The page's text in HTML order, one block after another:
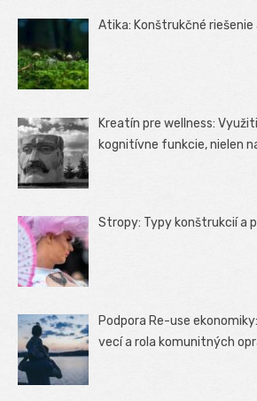
Atika: Konštrukčné
Kreatín pre wellness:
kognitívne funkcie, nielen
Stropy: Typy konštrukcií a
Podpora Re-use
vecí a rola komunitných